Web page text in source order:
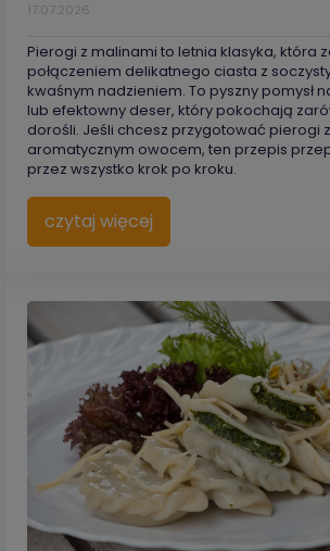
17.07.2026
Pierogi z malinami to letnia klasyka, która
połączeniem delikatnego ciasta z
kwaśnym nadzieniem. To pyszny pomysł
lub efektowny deser, który pokochają
dorośli. Jeśli chcesz przygotować pierogi
aromatycznym owocem, ten przepis
przez wszystko krok po kroku.
czytaj więcej